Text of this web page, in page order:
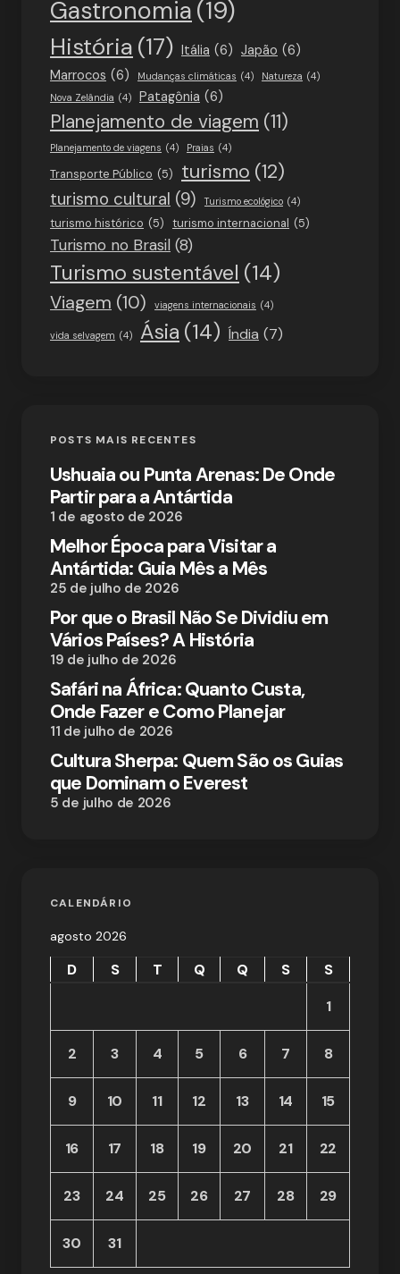
Gastronomia (19)
História (17) Itália (6) Japão (6)
Marrocos (6) Mudanças climáticas (4) Natureza (4)
Nova Zelândia (4) Patagônia (6)
Planejamento de viagem (11)
Planejamento de viagens (4) Praias (4)
Transporte Público (5) turismo (12)
turismo cultural (9) Turismo ecológico (4)
turismo histórico (5) turismo internacional (5)
Turismo no Brasil (8)
Turismo sustentável (14)
Viagem (10) viagens internacionais (4)
vida selvagem (4) Ásia (14) Índia (7)
POSTS MAIS RECENTES
Ushuaia ou Punta Arenas: De Onde
Partir para a Antártida
1 de agosto de 2026
Melhor Época para Visitar a
Antártida: Guia Mês a Mês
25 de julho de 2026
Por que o Brasil Não Se Dividiu em
Vários Países? A História
19 de julho de 2026
Safári na África: Quanto Custa,
Onde Fazer e Como Planejar
11 de julho de 2026
Cultura Sherpa: Quem São os Guias
que Dominam o Everest
5 de julho de 2026
CALENDÁRIO
agosto 2026
D S T Q Q S
S
1
2 3 4 5 6 7 8
9 10 11 12 13 14 15
16 17 18 19 20 21 22
23 24 25 26 27 28 29
30 31